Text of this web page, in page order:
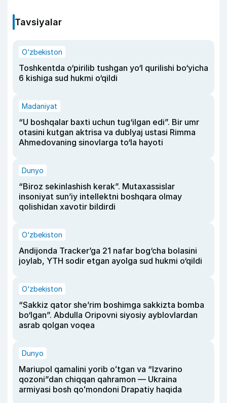
Tavsiyalar
O‘zbekiston
Toshkentda o‘pirilib tushgan yo‘l qurilishi bo‘yicha
6 kishiga sud hukmi o‘qildi
Madaniyat
“U boshqalar baxti uchun tug‘ilgan edi”. Bir umr
otasini kutgan aktrisa va dublyaj ustasi Rimma
Ahmedovaning sinovlarga to‘la hayoti
Dunyo
“Biroz sekinlashish kerak”. Mutaxassislar
insoniyat sun’iy intellektni boshqara olmay
qolishidan xavotir bildirdi
O‘zbekiston
Andijonda Tracker’ga 21 nafar bog‘cha bolasini
joylab, YTH sodir etgan ayolga sud hukmi o‘qildi
O‘zbekiston
“Sakkiz qator she’rim boshimga sakkizta bomba
bo‘lgan”. Abdulla Oripovni siyosiy ayblovlardan
asrab qolgan voqea
Dunyo
Mariupol qamalini yorib oʻtgan va “Izvarino
qozoni”dan chiqqan qahramon — Ukraina
armiyasi bosh qoʻmondoni Drapatiy haqida